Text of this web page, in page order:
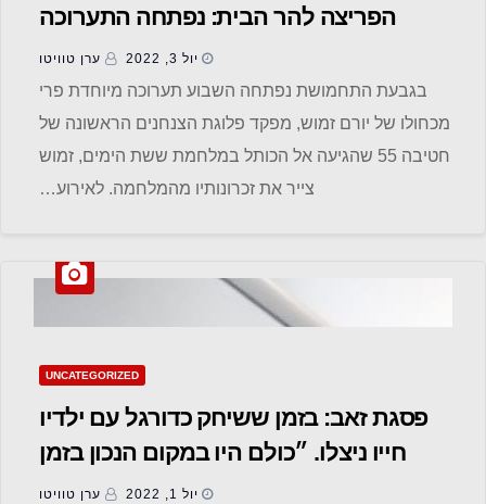
הפריצה להר הבית: נפתחה התערוכה
בגבעת התחמושת
יול 3, 2022 ערן טוויטו
בגבעת התחמושת נפתחה השבוע תערוכה מיוחדת פרי
מכחולו של יורם זמוש, מפקד פלוגת הצנחנים הראשונה של
חטיבה 55 שהגיעה אל הכותל במלחמת ששת הימים, זמוש
צייר את זכרונותיו מהמלחמה. לאירוע…
UNCATEGORIZED
פסגת זאב: בזמן ששיחק כדורגל עם ילדיו
חייו ניצלו. ״כולם היו במקום הנכון בזמן
הנכון״
יול 1, 2022 ערן טוויטו